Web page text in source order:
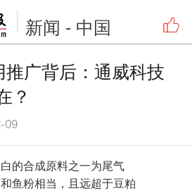
新闻 - 中国
推广背后：通威科技
？
09
的合成原料之一为尾气
鱼粉相当，且远超于豆粕